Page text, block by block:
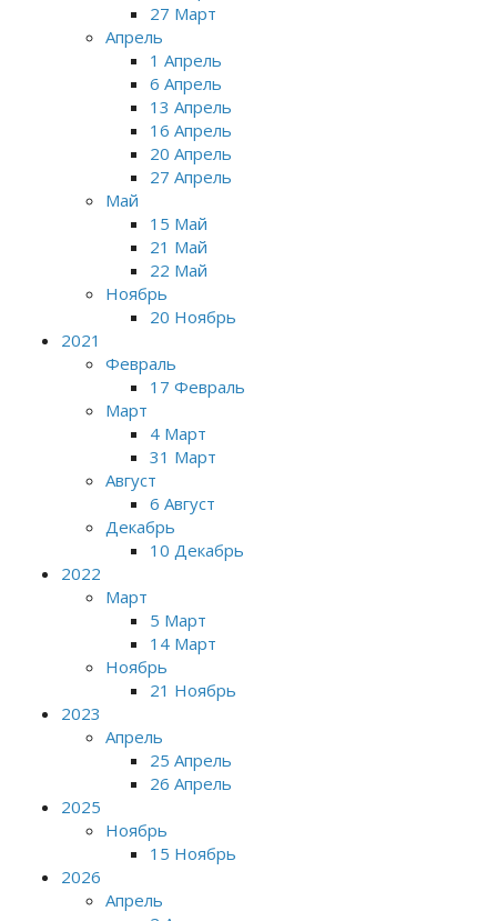
27 Март
Апрель
1 Апрель
6 Апрель
13 Апрель
16 Апрель
20 Апрель
27 Апрель
Май
15 Май
21 Май
22 Май
Ноябрь
20 Ноябрь
2021
Февраль
17 Февраль
Март
4 Март
31 Март
Август
6 Август
Декабрь
10 Декабрь
2022
Март
5 Март
14 Март
Ноябрь
21 Ноябрь
2023
Апрель
25 Апрель
26 Апрель
2025
Ноябрь
15 Ноябрь
2026
Апрель